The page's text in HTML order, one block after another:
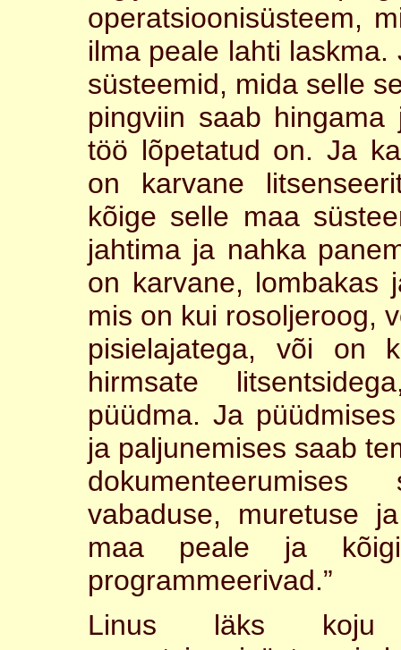
operatsioonisüsteem,
ilma peale lahti
süsteemid, mida selle
pingviin saab
töö lõpetatud on. Ja
on karvane
kõige selle maa
jahtima ja nahka
on karvane, lombakas
mis on kui rosoljeroog,
pisielajatega, või on
hirmsate
püüdma. Ja
ja paljunemises saab
vabaduse, muretuse
maa peale ja
programmeerivad.”
Linus läks